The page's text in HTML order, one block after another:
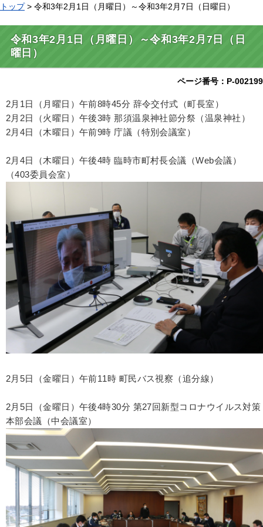
トップ> 令和3年2月1日（月曜日）～令和3年2月7日（日曜日）
令和3年2月1日（月曜日）～令和3年2月7日（日
曜日）
ページ番号：P-002199
2月1日（月曜日）午前8時45分 辞令交付式（町長室）
2月2日（火曜日）午後3時 那須温泉神社節分祭（温泉神社）
2月4日（木曜日）午前9時 庁議（特別会議室）
2月4日（木曜日）午後4時 臨時市町村長会議（Web会議）
（403委員会室）
2月5日（金曜日）午前11時 町民バス視察（追分線）
2月5日（金曜日）午後4時30分 第27回新型コロナウイルス対策
本部会議（中会議室）